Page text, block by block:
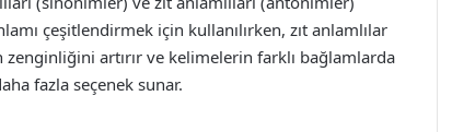
çeşitlendirmek için kullanılırken, zıt anlamlılar
artırır ve kelimelerin farklı bağlamlarda
fazla seçenek sunar.